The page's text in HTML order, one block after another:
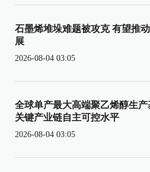
石墨烯堆垛难题被攻克 有望推
展
2026-08-04 03:05
全球单产最大高端聚乙烯醇生
关键产业链自主可控水平
2026-08-04 03:05